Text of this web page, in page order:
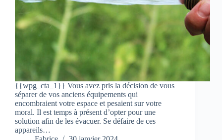
{{wpg_cta_1}} Vous avez pris la décision de vous
séparer de vos anciens équipements qui
encombraient votre espace et pesaient sur votre
moral. Il est temps à présent d’opter pour une
solution afin de les évacuer. Se défaire de ces
appareils…